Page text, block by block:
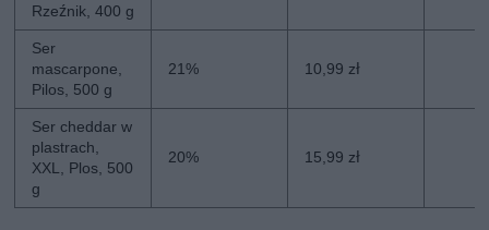
Rzeźnik, 400 g
Ser
mascarpone,
Pilos, 500 g
21% 10,99 zł
Ser cheddar w
plastrach,
XXL, Plos, 500
g
20% 15,99 zł